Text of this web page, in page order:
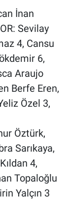
İnan
Sevilay
4, Cansu
6,
Araujo
Berfe Eren,
Özel 3,
Öztürk,
Sarıkaya,
4,
Topaloğlu
Yalçın 3